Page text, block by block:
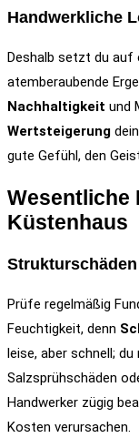
Handwerkliche
Deshalb setzt du auf
atemberaubende
Nachhaltigkeit und
Wertsteigerung
gute Gefühl, den
Wesentliche
Küstenhaus
Prüfe regelmäßig
Feuchtigkeit, denn
leise, aber schnell;
Salzsprühschäden
Handwerker zügig
Kosten verursachen.